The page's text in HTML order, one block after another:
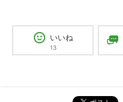
いいね
13